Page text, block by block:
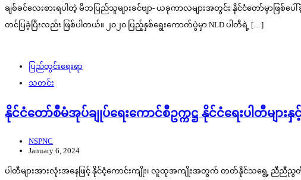
ချစ်ခင်လေးစားရပါတဲ့ မိဘပြည်သူများခင်ဗျာ- ယခုကာလများအတွင်း နိုင်ငံတော်မှာဖ
တင်ပြခဲ့ပြီးလည်း ဖြစ်ပါတယ်။ ၂၀၂၀ ပြည့်နှစ်ရွေးကောက်ပွဲမှာ NLD ပါတီရဲ့ […]
ပြည်တွင်းရေးရာ
သတင်း
နိုင်ငံတော်စီမံအုပ်ချုပ်ရေးကောင်စီဥက္ကဋ္ဌ နိုင်ငံရေးပါတီများ
NSPNC
January 6, 2024
ပါတီများအားလုံးအနေဖြင့် နိုင်ငံ့ကောင်းကျိုး၊ လူထုအကျိုးအတွက် တတ်နိုင်သရွေ့ ညီညီညွ